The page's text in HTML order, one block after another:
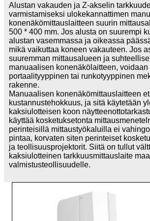
Alustan vakauden ja Z-akselin
varmistamiseksi ulokekannattimen
konenäkömittauslaitteen suurin
500 * 400 mm. Jos alusta on suurempi
alustan vasemmassa ja oikeassa
mikä vaikuttaa koneen vakauteen. Jos
suuremman mittausalueen ja
manuaalisen konenäkölaitteen, voidaan
portaalityyppinen tai runkotyyppinen
rakenne.
Manuaalisen konenäkömittauslaitteen
kustannustehokkuus, ja sitä käytetään
kaksiulotteisen koon
käyttää kosketuksetonta
perinteisillä mittaustyökaluilla ei
pintaa, korvaten siten perinteiset
ja teollisuusprojektorit. Siitä on tullut
kaksiulotteinen tarkkuusmittauslaite
valmistusteollisuudelle.